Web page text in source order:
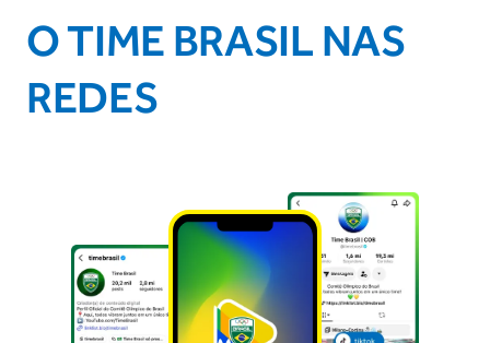
O TIME BRASIL NAS
REDES